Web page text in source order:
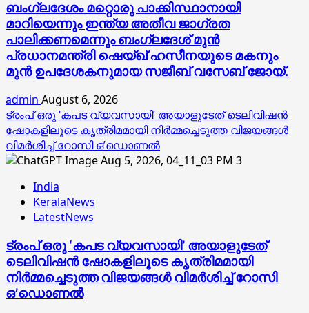
ബംഗ്ലദേശം മറ്റൊരു പാക്കിസ്ഥാനായി
മാറിയെന്നും ഇന്ത്യ അതീവ ജാഗ്രത
പാലിക്കണമെന്നും ബംഗ്ലദേശ് മുൻ
പ്രധാനമന്ത്രി ഷെയ്ഖ് ഹസീനയുടെ മകനും
മുൻ ഉപദേശകനുമായ സജീബ് വസേബ് ജോയ്.
admin August 6, 2026
ട്രംപ് ഒരു ‘കപട വ്യവസായി’ അയാളുടേത് ടെലിവിഷന്‍
ഷോകളിലൂടെ കൃത്രിമമായി നിര്‍മ്മച്ചെടുത്ത വിജയങ്ങള്‍
വിമര്‍ശിച്ച് റോസി ഒ’ഡൊണല്‍
3
India
KeralaNews
LatestNews
ട്രംപ് ഒരു ‘കപട വ്യവസായി’ അയാളുടേത്
ടെലിവിഷന്‍ ഷോകളിലൂടെ കൃത്രിമമായി
നിര്‍മ്മച്ചെടുത്ത വിജയങ്ങള്‍ വിമര്‍ശിച്ച് റോസി
ഒ’ഡൊണല്‍